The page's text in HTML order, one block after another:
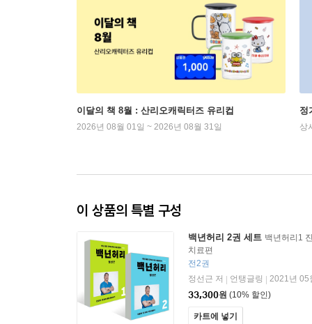
이달의 책 8월 : 산리오캐릭터즈 유리컵
2026년 08월 01일 ~ 2026년 08월 31일
정
상
이 상품의 특별 구성
백년허리 2권 세트 백년허리1
치료편
전2권
정선근 저
언탱글링
2021년 05
33,300원 (10% 할인)
카트에 넣기